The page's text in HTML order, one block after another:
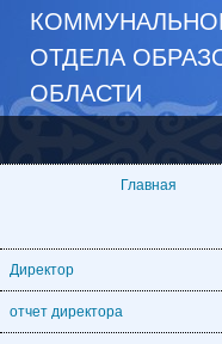
ОТДЕЛА
ОБЛАСТИ
Главная
Директор
отчет директора